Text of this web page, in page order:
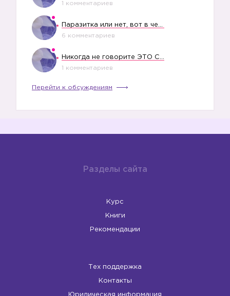
1 комментариев
6 комментариев
1 комментариев
Перейти к обсуждениям
Разделы сайта
Курс
Книги
Рекомендации
Тех поддержка
Контакты
Юридическая информация